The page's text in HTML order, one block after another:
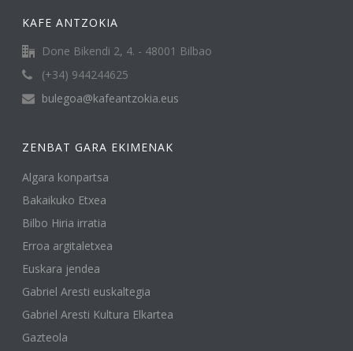
KAFE ANTZOKIA
Done Bikendi 2, 4. - 48001 Bilbao
(+34) 944244625
bulegoa@kafeantzokia.eus
ZENBAT GARA EKIMENAK
Algara konpartsa
Bakaikuko Etxea
Bilbo Hiria irratia
Erroa argitaletxea
Euskara jendea
Gabriel Aresti euskaltegia
Gabriel Aresti Kultura Elkartea
Gazteola